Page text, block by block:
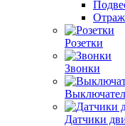
Розетки
Звонки
Датчики